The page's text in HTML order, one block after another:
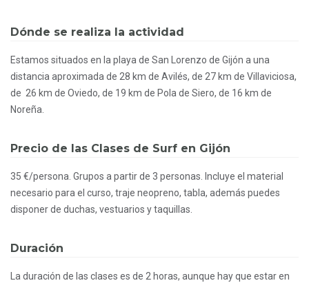
Dónde se realiza la actividad
Estamos situados en la playa de San Lorenzo de Gijón a una
distancia aproximada de 28 km de Avilés, de 27 km de Villaviciosa,
de 26 km de Oviedo, de 19 km de Pola de Siero, de 16 km de
Noreña.
Precio de las Clases de Surf en Gijón
35 €/persona. Grupos a partir de 3 personas. Incluye el material
necesario para el curso, traje neopreno, tabla, además puedes
disponer de duchas, vestuarios y taquillas.
Duración
La duración de las clases es de 2 horas, aunque hay que estar en